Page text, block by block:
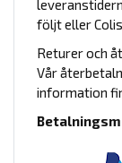
följt eller
Returer och
Vår
information